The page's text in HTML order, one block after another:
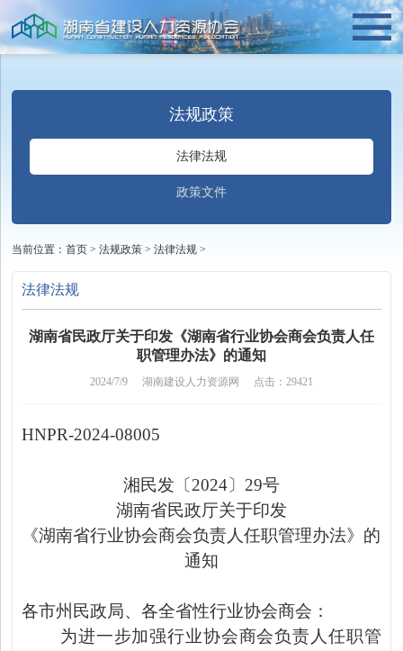
法规政策
法律法规
政策文件
当前位置：首页 >法规政策 >法律法规 >
法律法规
湖南省民政厅关于印发《湖南省行业协会商会负责人任
职管理办法》的通知
2024/7/9 湖南建设人力资源网 点击：29421
HNPR-2024-08005
湘民发〔2024〕29号
湖南省民政厅关于印发
《湖南省行业协会商会负责人任职管理办法》的
通知
各市州民政局、各全省性行业协会商会：
为进一步加强行业协会商会负责人任职管